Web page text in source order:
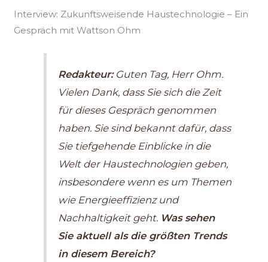
Interview: Zukunftsweisende Haustechnologie – Ein
Gespräch mit Wattson Ohm
Redakteur:Guten Tag, Herr Ohm.
Vielen Dank, dass Sie sich die Zeit
für dieses Gespräch genommen
haben. Sie sind bekannt dafür, dass
Sie tiefgehende Einblicke in die
Welt der Haustechnologien geben,
insbesondere wenn es um Themen
wie Energieeffizienz und
Nachhaltigkeit geht. Was sehen
Sie aktuell als die größten Trends
in diesem Bereich?